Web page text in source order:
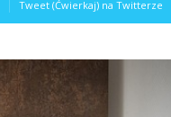
Tweet (Ćwierkaj) na Twitterze